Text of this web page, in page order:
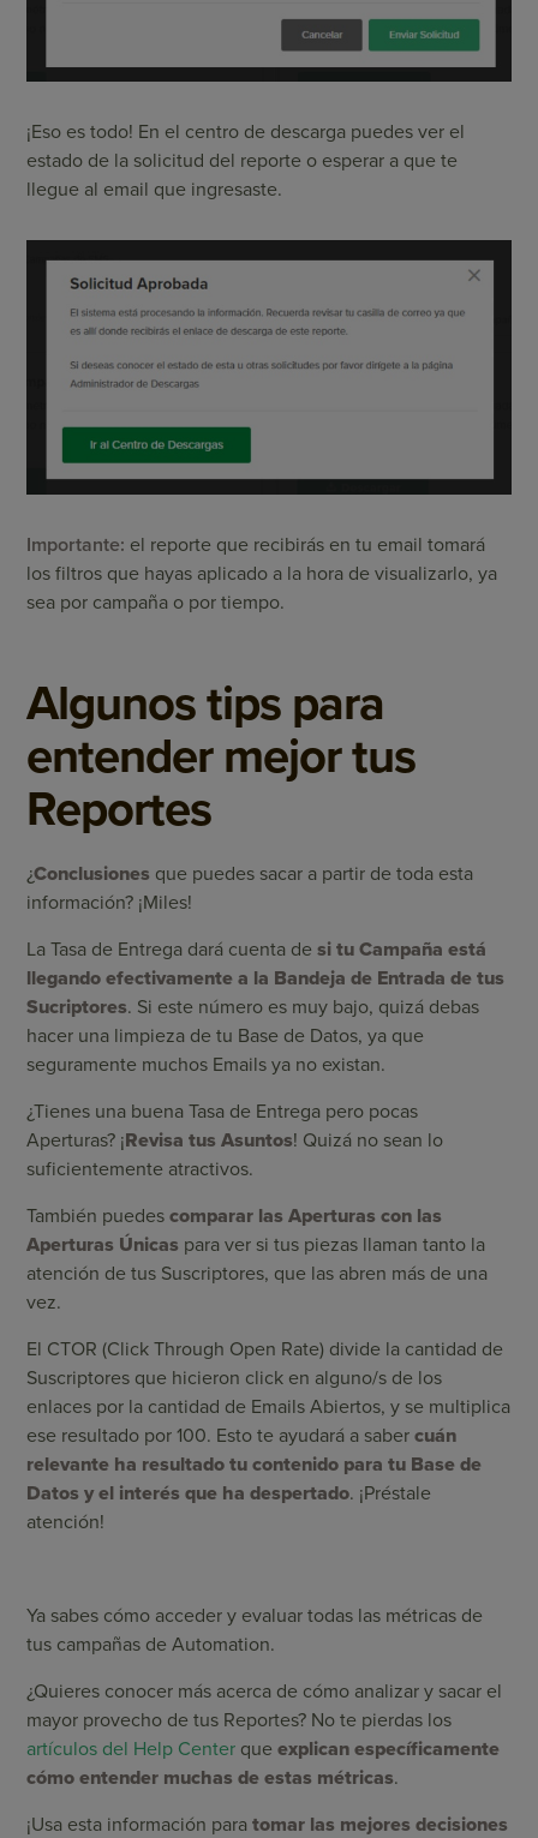
¡Eso es todo! En el centro de descarga puedes ver el
estado de la solicitud del reporte o esperar a que te
llegue al email que ingresaste.
Importante: el reporte que recibirás en tu email tomará
los filtros que hayas aplicado a la hora de visualizarlo, ya
sea por campaña o por tiempo.
Algunos tips para
entender mejor tus
Reportes
¿Conclusiones que puedes sacar a partir de toda esta
información? ¡Miles!
La Tasa de Entrega dará cuenta desi tu Campaña está
llegando efectivamente a la Bandeja de Entrada de tus
Sucriptores. Si este número es muy bajo, quizá debas
hacer una limpieza de tu Base de Datos, ya que
seguramente muchos Emails ya no existan.
¿Tienes una buena Tasa de Entrega pero pocas
Aperturas? ¡Revisa tus Asuntos! Quizá no sean lo
suficientemente atractivos.
También puedescomparar las Aperturas con las
Aperturas Únicas para ver si tus piezas llaman tanto la
atención de tus Suscriptores, que las abren más de una
vez.
El CTOR (Click Through Open Rate) divide la cantidad de
Suscriptores que hicieron click en alguno/s de los
enlaces por la cantidad de Emails Abiertos, y se multiplica
ese resultado por 100. Esto te ayudará a sabercuán
relevante ha resultado tu contenido para tu Base de
Datos y el interés que ha despertado. ¡Préstale
atención!
Ya sabes cómo acceder y evaluar todas las métricas de
tus campañas de Automation.
¿Quieres conocer más acerca de cómo analizar y sacar el
mayor provecho de tus Reportes? No te pierdas los
artículos del Help Center queexplican específicamente
cómo entender muchas de estas métricas.
¡Usa esta información paratomar las mejores decisiones